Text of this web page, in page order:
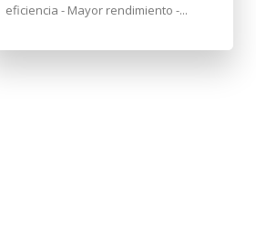
eficiencia - Mayor rendimiento -...